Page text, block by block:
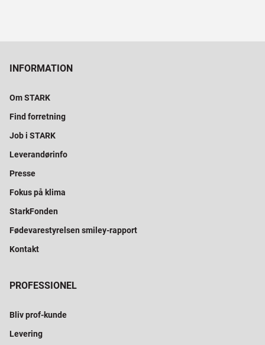
INFORMATION
Om STARK
Find forretning
Job i STARK
Leverandørinfo
Presse
Fokus på klima
StarkFonden
Fødevarestyrelsen smiley-rapport
Kontakt
PROFESSIONEL
Bliv prof-kunde
Levering